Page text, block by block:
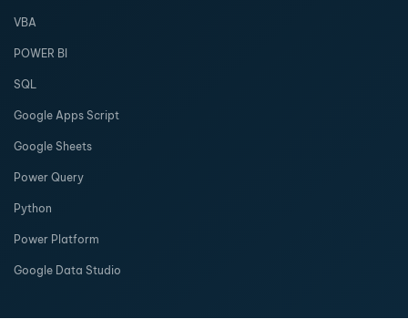
VBA
POWER BI
SQL
Google Apps Script
Google Sheets
Power Query
Python
Power Platform
Google Data Studio